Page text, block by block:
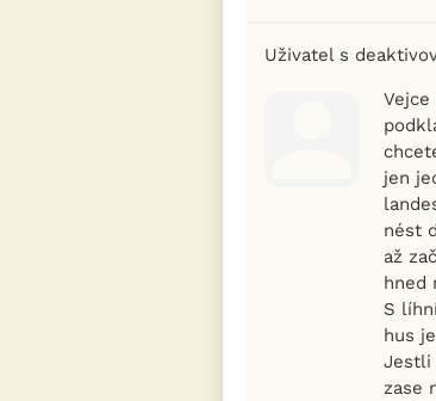
Uživatel s
jen
nést
až
hned
S
hus
Jestli
zase